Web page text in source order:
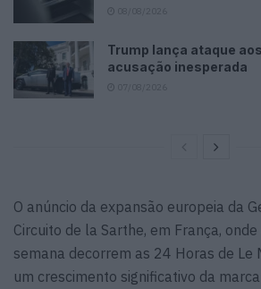
Trump lança ataque
acusação inesperada
O anúncio da expansão europeia da
Circuito de la Sarthe, em França,
semana decorrem as 24 Horas de Le
um crescimento significativo da